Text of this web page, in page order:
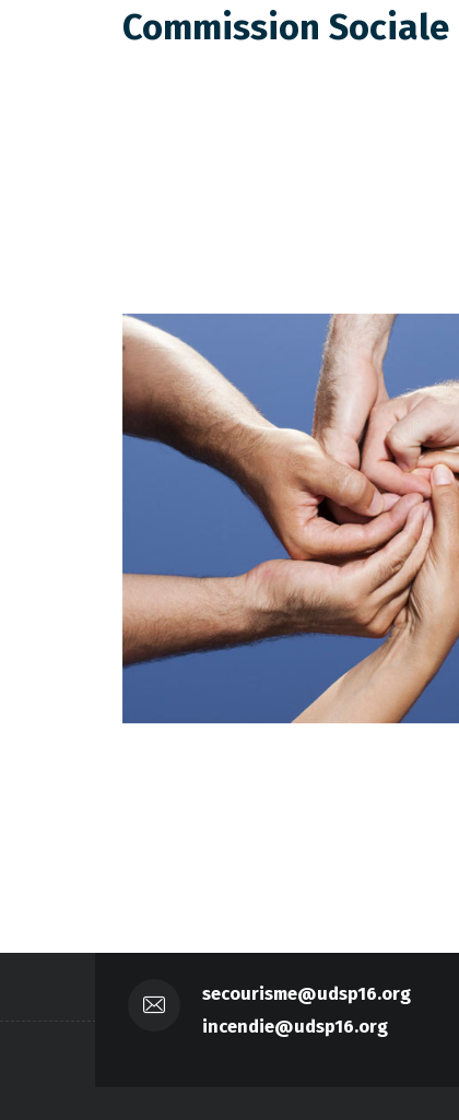
Commission
secourisme@udsp16.org
incendie@udsp16.org